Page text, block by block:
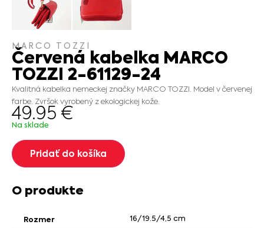
MARCO TOZZI
Červená kabelka MARCO
TOZZI 2-61129-24
Kvalitná kabelka nemeckej značky MARCO TOZZI. Model v červenej
farbe. Zvršok vyrobený z ekologickej kože.
49.95 €
Na sklade
Pridať do košíka
O produkte
Rozmer 16/19.5/4,5 cm